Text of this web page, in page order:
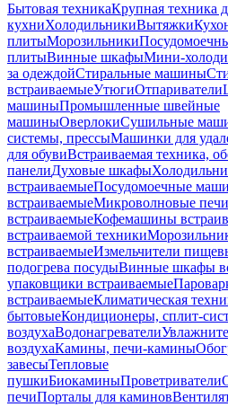
Бытовая техникаКрупная техника
кухниХолодильникиВытяжки
плитыМорозильники
плитыВинные шкафыМини-
за одеждойСтиральные машины
встраиваемыеУтюгиОтпариватели
машиныПромышленные швейные
машиныОверлокиСушильные
системы, прессыМашинки для
для обувиВстраиваемая техника,
панелиДуховые шкафы
встраиваемыеПосудомоечные
встраиваемыеМикроволновые печи
встраиваемыеКофемашины
встраиваемой техники
встраиваемыеИзмельчители
подогрева посудыВинные шкафы
упаковщики встраиваемые
встраиваемыеКлиматическая
бытовыеКондиционеры, сплит-
воздухаВодонагреватели
воздухаКамины, печи-камины
завесыТепловые
пушкиБиокаминыПроветриватели
печиПорталы для каминов